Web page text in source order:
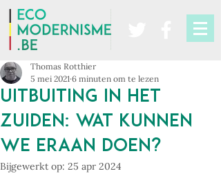
Uitbuiting in het
Zuiden: wat kunnen
we eraan doen?
Thomas Rotthier
5 mei 2021 6 minuten om te lezen
Bijgewerkt op: 25 apr 2024